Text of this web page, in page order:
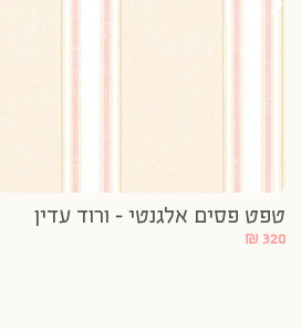
טפט פסים אלגנטי – ורוד עדין
₪ 320